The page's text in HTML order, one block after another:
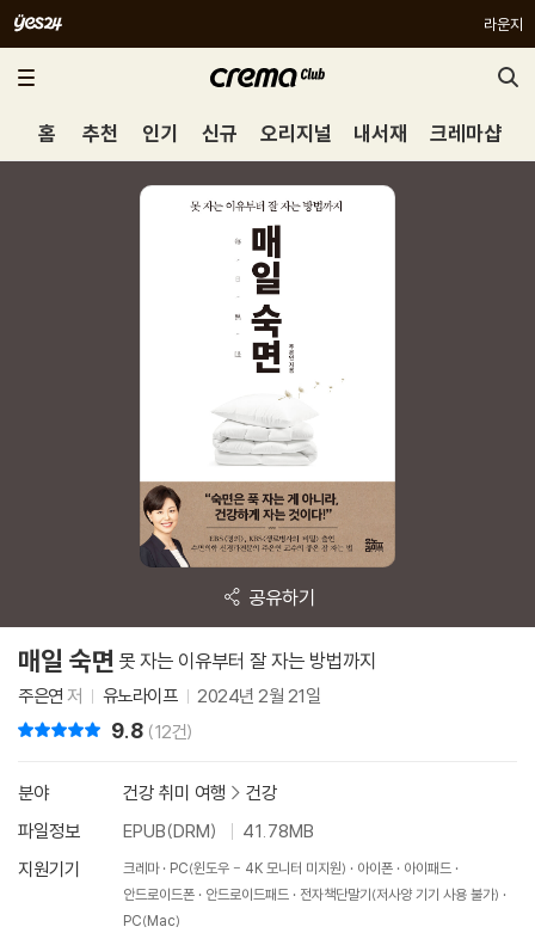
라운지
홈 추천 인기 신규 오리지널 내서재 크레마샵
공유하기
매일 숙면 못 자는 이유부터 잘 자는 방법까지
주은연 저 유노라이프 2024년 2월 21일
9.8 (12건)
분야 건강 취미 여행 > 건강
파일정보
EPUB(DRM)
41.78MB
지원기기
크레마 PC(윈도우 - 4K 모니터 미지원) 아이폰
아이패드
안드로이드폰
안드로이드패드
전자책단말기(저사양 기기 사용 불가)
PC(Mac)